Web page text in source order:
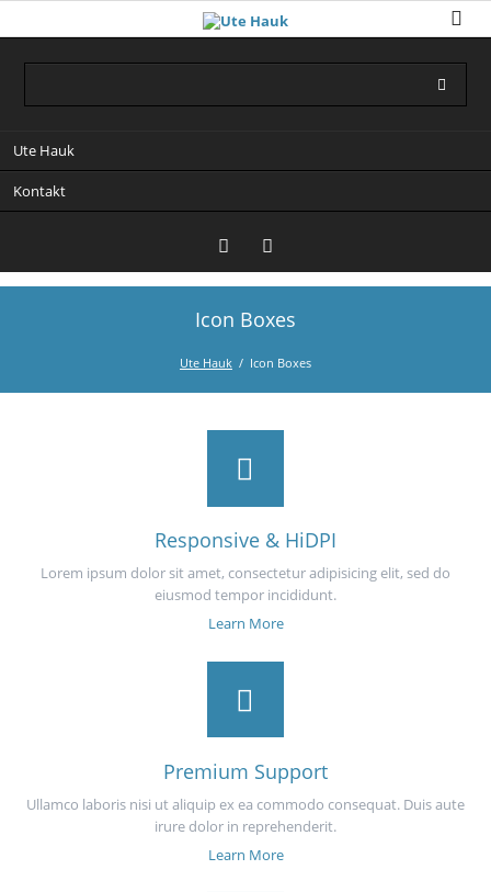
navigation
Ute Hauk
Kontakt
FacebookInstagram
Icon Boxes
Ute Hauk Icon Boxes
Responsive & HiDPI
Lorem ipsum dolor sit amet, consectetur adipisicing elit, sed do
eiusmod tempor incididunt.
Learn More
Premium Support
Ullamco laboris nisi ut aliquip ex ea commodo consequat. Duis aute
irure dolor in reprehenderit.
Learn More